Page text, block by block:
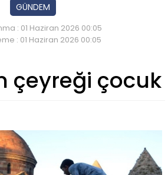
GÜNDEM
: 01 Haziran 2026 00:05
: 01 Haziran 2026 00:05
çeyreği çocuk